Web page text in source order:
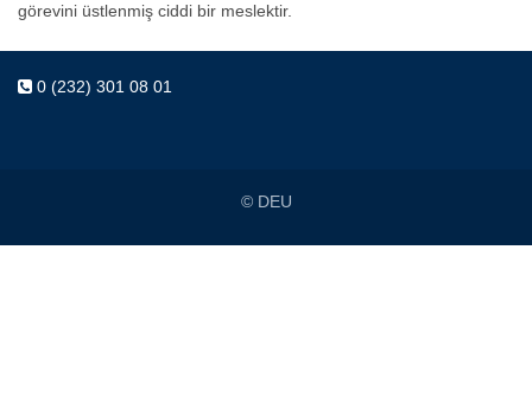
görevini üstlenmiş ciddi bir meslektir.
0 (232) 301 08 01
© DEU